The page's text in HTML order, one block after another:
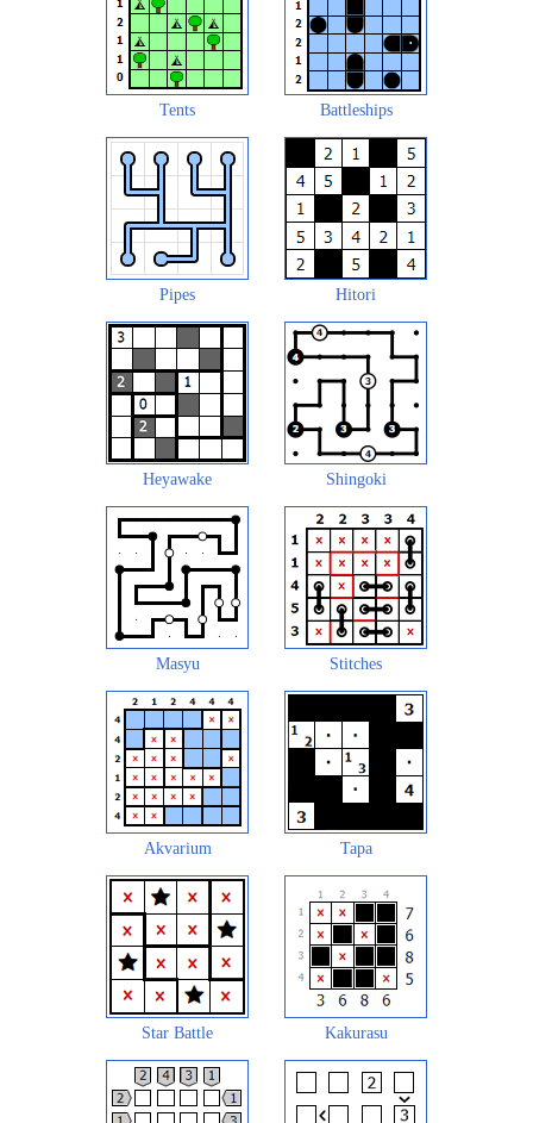
Tents Battleships
Pipes Hitori
Heyawake Shingoki
Masyu Stitches
Akvarium Tapa
Star Battle Kakurasu